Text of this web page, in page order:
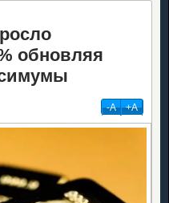
обновляя
-А +А